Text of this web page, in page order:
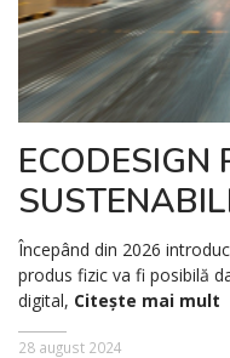
ECODESIGN
Începând din 2026
produs fizic va fi posibilă
digital, Citește mai mult
28 august 2024